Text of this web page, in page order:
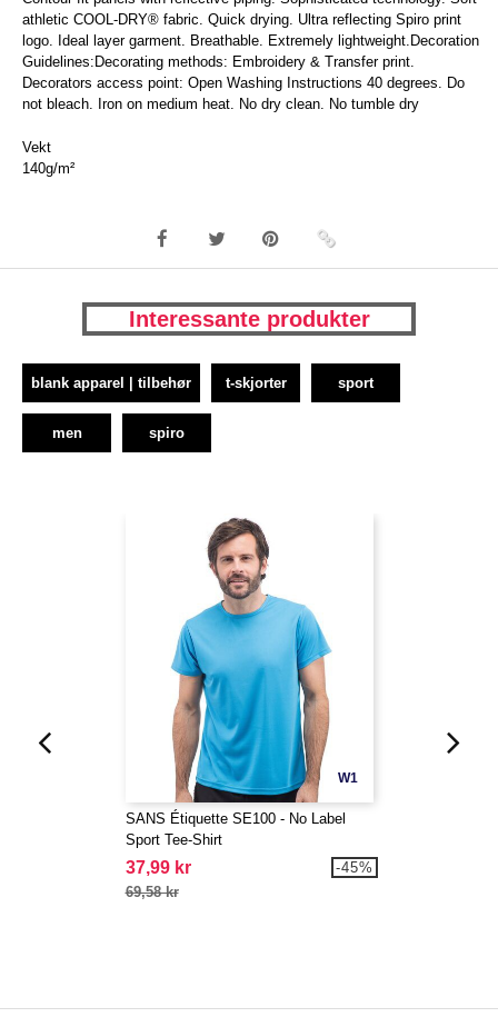
athletic COOL-DRY® fabric. Quick drying. Ultra reflecting Spiro print
logo. Ideal layer garment. Breathable. Extremely lightweight.Decoration
Guidelines:Decorating methods: Embroidery & Transfer print.
Decorators access point: Open Washing Instructions 40 degrees. Do
not bleach. Iron on medium heat. No dry clean. No tumble dry
Vekt
140g/m²
Interessante produkter
blank apparel | tilbehør t-skjorter sport
men spiro
W1
SANS Étiquette SE100 - No Label
Sport Tee-Shirt
37,99 kr
69,58 kr
-45%